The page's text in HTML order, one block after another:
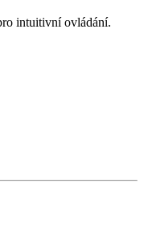
intuitivní ovládání.